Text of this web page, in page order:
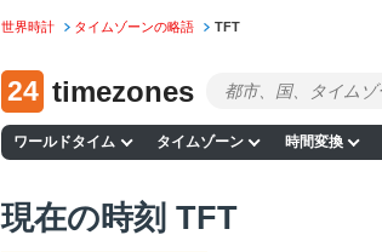
世界時計 タイムゾーンの略語 TFT
24 timezones
ワールドタイム タイムゾーン 時間変換
現在の時刻 TFT